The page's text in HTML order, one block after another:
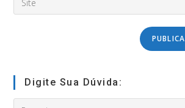
usuário
para
to
(opcional)
Digite Sua Dúvida: